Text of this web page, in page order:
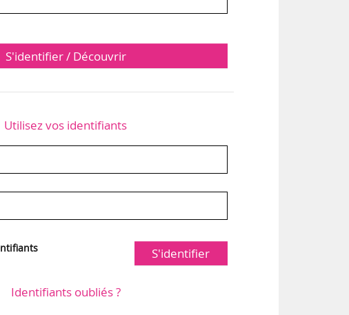
S'identifier / Découvrir
Utilisez vos identifiants
S'identifier
Identifiants oubliés ?